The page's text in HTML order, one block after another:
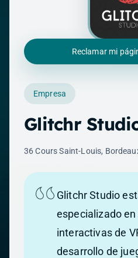
Reclamar mi
Empresa
Glitchr
36 Cours Saint-Louis,
Glitchr Studio
especializado
interactivas de
desarrollo de